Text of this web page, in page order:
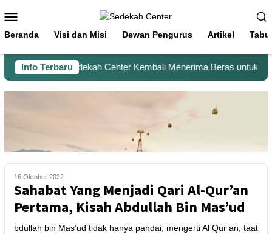
Beranda Visi dan Misi Dewan Pengurus Artikel
Info TerbaruSedekah Center Kembali Menerima Beras untuk
16 Oktober 2022
Sahabat Yang Menjadi Qari Al-Qur’an
Pertama, Kisah Abdullah Bin Mas’ud
bdullah bin Mas’ud tidak hanya pandai, mengerti Al Qur’an, taat